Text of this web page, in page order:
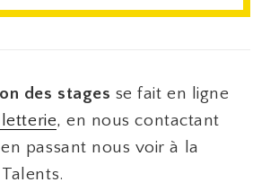
des stages se fait en ligne
, en nous contactant
passant nous voir à la